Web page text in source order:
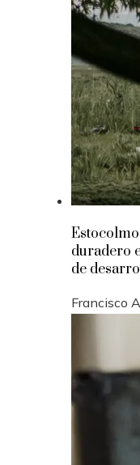
duradero
de
Francisco